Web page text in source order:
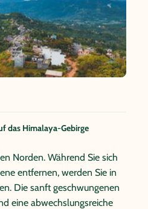
Garten und schaffen
an Architektur und Lehren.
beten und inmitten
in die Lehren des
ist nicht nur ein Ort
für die Grundlagen einer der
in die Fußstapfen
erleben.
das Himalaya-Gebirge
Norden. Während Sie sich
entfernen, werden Sie in
Die sanft geschwungenen
eine abwechslungsreiche